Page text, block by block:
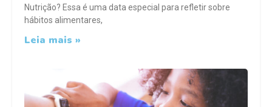
Nutrição? Essa é uma data especial para refletir sobre
hábitos alimentares,
Leia mais »